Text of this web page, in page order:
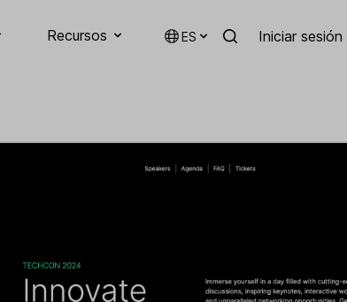
Recursos ES Iniciar sesión